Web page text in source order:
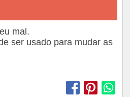
mal.
ser usado para mudar as